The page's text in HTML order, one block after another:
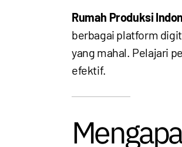
Rumah Produksi
berbagai platform
yang mahal. Pelajari
efektif.